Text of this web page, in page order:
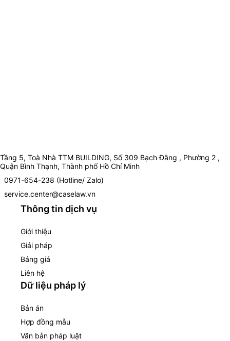
Tầng 5, Toà Nhà TTM BUILDING, Số 309 Bạch Đằng , Phường 2 ,
Quận Bình Thạnh, Thành phố Hồ Chí Minh
0971-654-238 (Hotline/ Zalo)
service.center@caselaw.vn
Thông tin dịch vụ
Giới thiệu
Giải pháp
Bảng giá
Liên hệ
Dữ liệu pháp lý
Bản án
Hợp đồng mẫu
Văn bản pháp luật